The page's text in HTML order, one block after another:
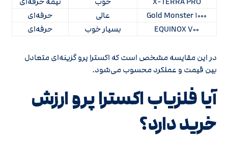
Gold Monster ۱۰۰۰
عالی
حرفه‌ای
EQUINOX ۷۰۰
بسیار خوب حرفه‌ای
در این مقایسه مشخص است که اکسترا پرو گزینه‌ای متعادل
بین قیمت و عملکرد محسوب می‌شود.
آیا فلزیاب اکسترا پرو ارزش
خرید دارد؟